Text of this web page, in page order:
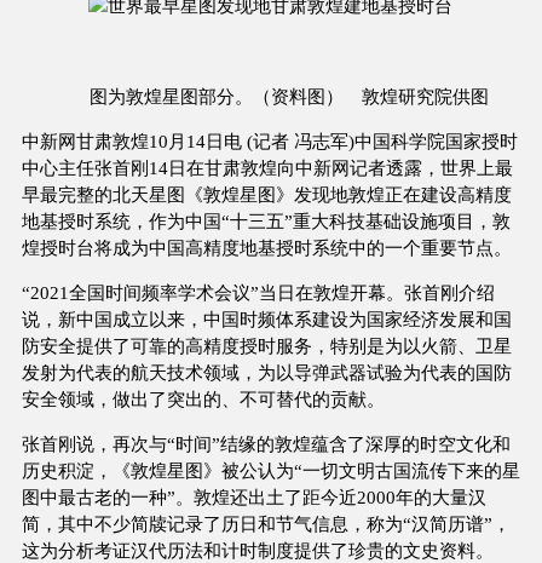
图为敦煌星图部分。（资料图） 敦煌研究院供图
中新网甘肃敦煌10月14日电 (记者 冯志军)中国科学院国家授时
中心主任张首刚14日在甘肃敦煌向中新网记者透露，世界上最
早最完整的北天星图《敦煌星图》发现地敦煌正在建设高精度
地基授时系统，作为中国“十三五”重大科技基础设施项目，敦
煌授时台将成为中国高精度地基授时系统中的一个重要节点。
“2021全国时间频率学术会议”当日在敦煌开幕。张首刚介绍
说，新中国成立以来，中国时频体系建设为国家经济发展和国
防安全提供了可靠的高精度授时服务，特别是为以火箭、卫星
发射为代表的航天技术领域，为以导弹武器试验为代表的国防
安全领域，做出了突出的、不可替代的贡献。
张首刚说，再次与“时间”结缘的敦煌蕴含了深厚的时空文化和
历史积淀，《敦煌星图》被公认为“一切文明古国流传下来的星
图中最古老的一种”。敦煌还出土了距今近2000年的大量汉
简，其中不少简牍记录了历日和节气信息，称为“汉简历谱”，
这为分析考证汉代历法和计时制度提供了珍贵的文史资料。